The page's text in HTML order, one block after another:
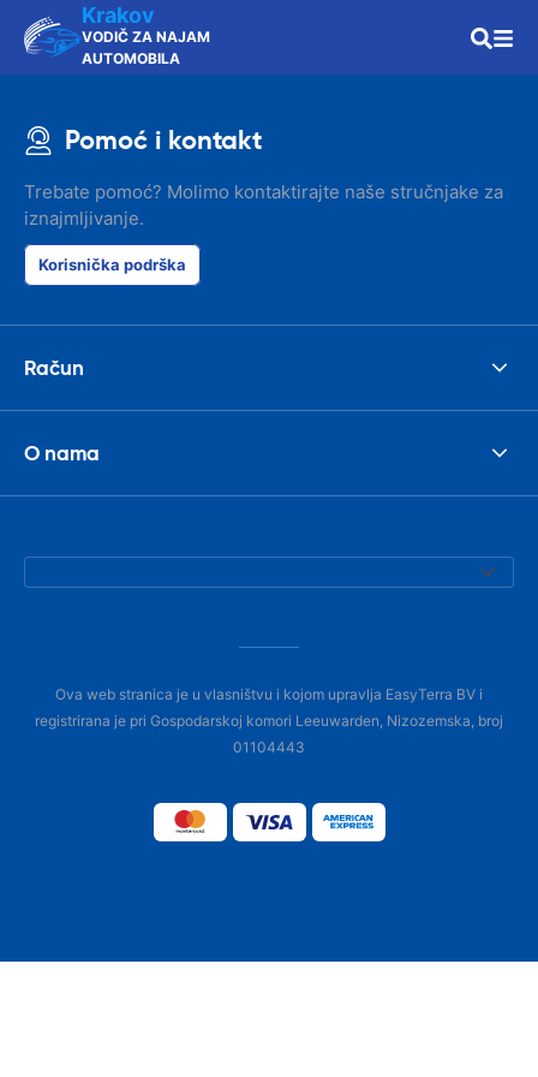
Krakov
VODIČ ZA NAJAM
AUTOMOBILA
Pomoć i kontakt
Trebate pomoć? Molimo kontaktirajte naše stručnjake za
iznajmljivanje.
Korisnička podrška
Račun
O nama
Ova web stranica je u vlasništvu i kojom upravlja EasyTerra BV i
registrirana je pri Gospodarskoj komori Leeuwarden, Nizozemska, broj
01104443